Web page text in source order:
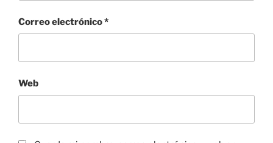
Correo electrónico*
Web